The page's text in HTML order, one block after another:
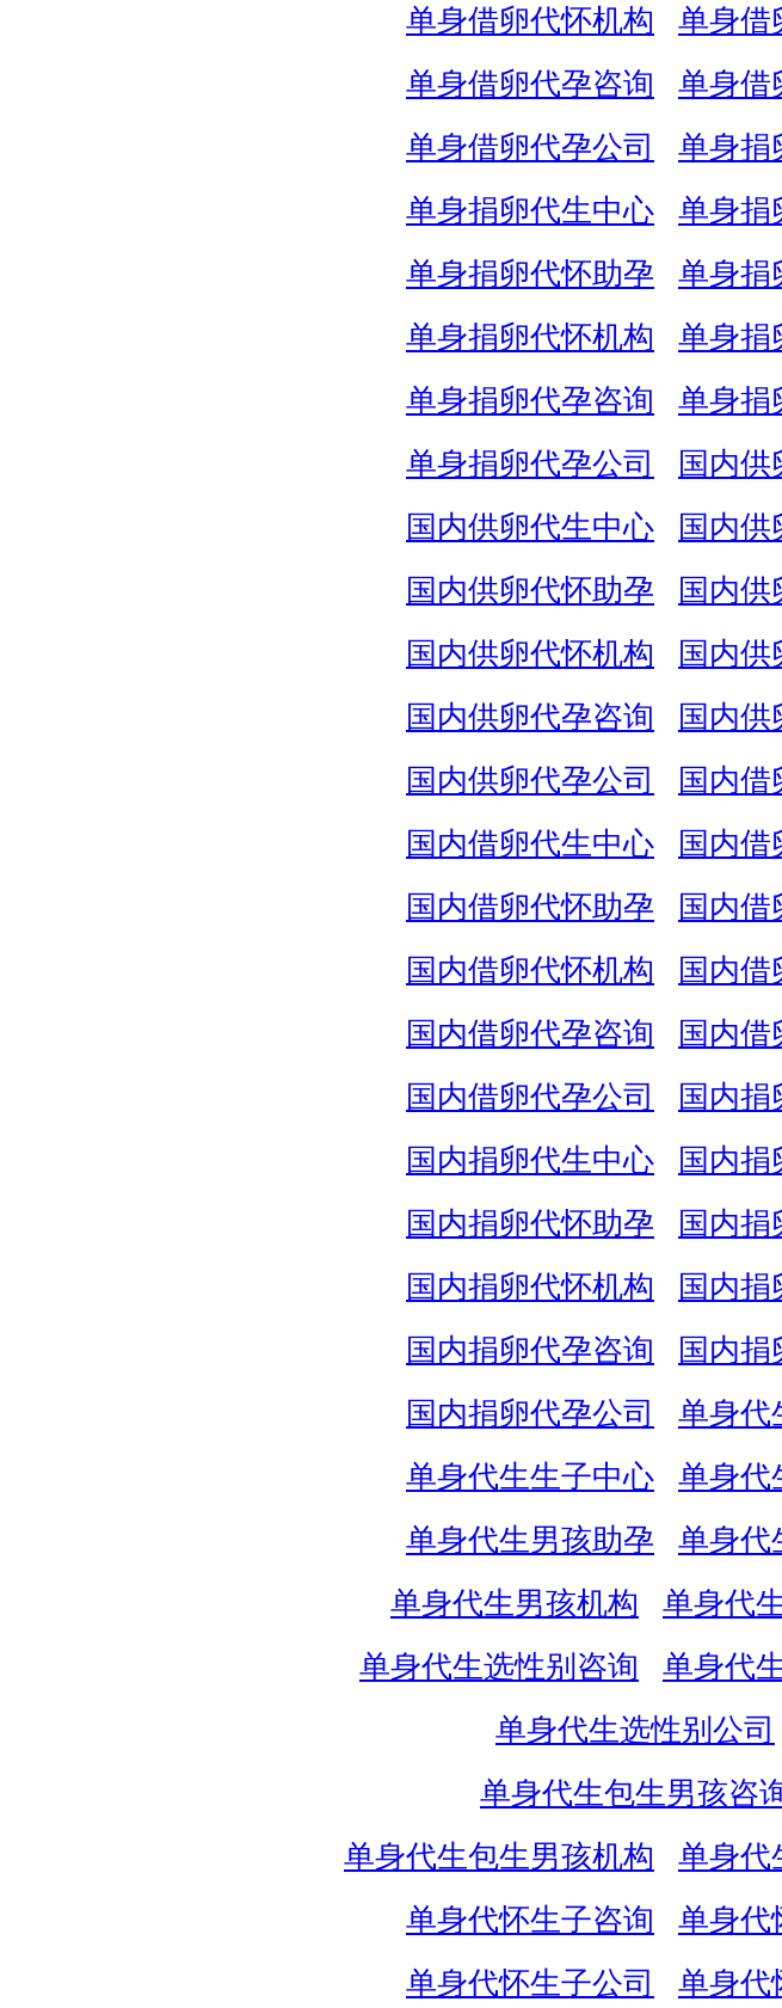
单身借卵代怀机构
单身借
单身借卵代孕咨询
单身借
单身借卵代孕公司
单身捐
单身捐卵代生中心
单身捐
单身捐卵代怀助孕
单身捐
单身捐卵代怀机构
单身捐
单身捐卵代孕咨询
单身捐
单身捐卵代孕公司
国内供
国内供卵代生中心
国内供
国内供卵代怀助孕
国内供
国内供卵代怀机构
国内供
国内供卵代孕咨询
国内
国内供卵代孕公司
国内借
国内借卵代生中心
国内借
国内借卵代怀助孕
国内借
国内借卵代怀机构
国内借
国内借卵代孕咨询
国内
国内借卵代孕公司
国内捐
国内捐卵代生中心
国内捐
国内捐卵代怀助孕
国内捐
国内捐卵代怀机构
国内捐
国内捐卵代孕咨询
国内
国内捐卵代孕公司
单身代
单身代生生子中心
单身代
单身代生男孩助孕
单身代
单身代生男孩机构
单身代
单身代生选性别咨询
单身代
单身代生选性别公司
单身代生包生男孩咨
单身代生包生男孩机构
单身代
单身代怀生子咨询
单身代
单身代怀生子公司
单身代